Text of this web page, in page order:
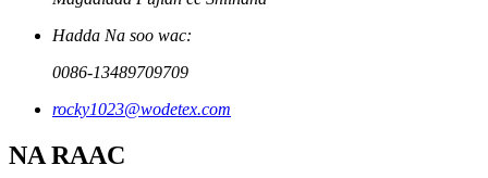
Hadda Na soo wac:
0086-13489709709
rocky1023@wodetex.com
NA RAAC